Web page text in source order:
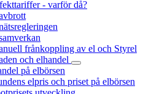
- varför då?
frånkoppling av el och Styrel
och elhandel
på elbörsen
elpris och priset på elbörsen